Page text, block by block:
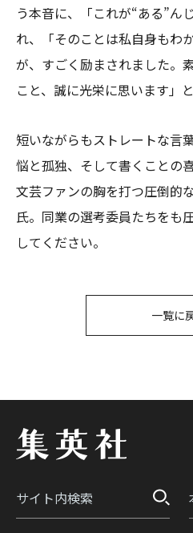
う本音に、「これが“ある”ん
れ、「そのことは私自身もわ
が、すごく励まされました。
こと、誠に光栄に思います」
短いながらもストレートな言
悩と孤独、そして書くことの
文芸ファンの胸を打つ圧倒的
氏。同業の選考委員たちをも
してください。
一覧に